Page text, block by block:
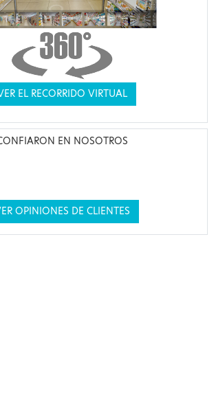
EL RECORRIDO VIRTUAL
EN NOSOTROS
OPINIONES DE CLIENTES